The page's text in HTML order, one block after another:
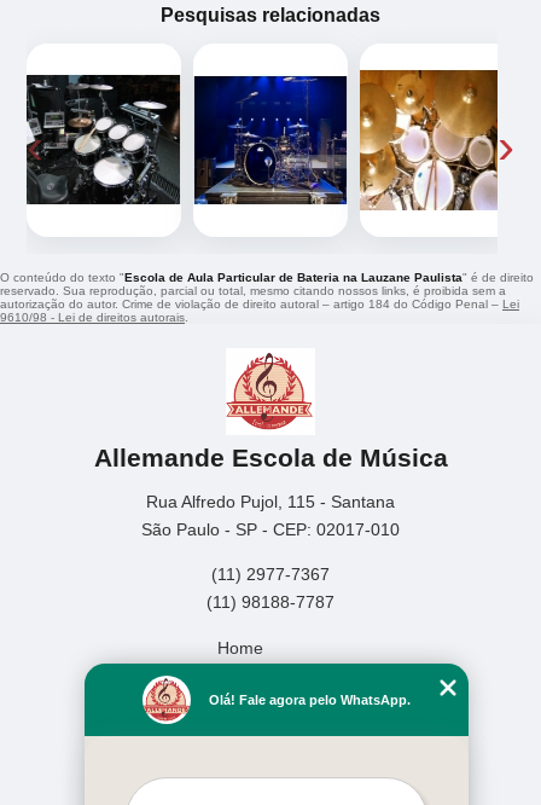
Pesquisas relacionadas
‹ ›
O conteúdo do texto "Escola de Aula Particular de Bateria na Lauzane Paulista" é de direito
reservado. Sua reprodução, parcial ou total, mesmo citando nossos links, é proibida sem a
autorização do autor. Crime de violação de direito autoral – artigo 184 do Código Penal – Lei
9610/98 - Lei de direitos autorais.
Allemande Escola de Música
Rua Alfredo Pujol, 115 - Santana
São Paulo - SP - CEP: 02017-010
(11) 2977-7367
(11) 98188-7787
Home
Missão
Olá! Fale agora pelo WhatsApp.